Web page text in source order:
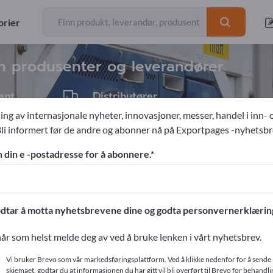
produsenter og leverandører
Distributører
1
eksportører
10
Innredning for banker
>> start her
på Exportpages.
av internasjonale nyheter, innovasjoner, messer, handel i inn-
informert før de andre og abonner nå på Exportpages -
din e -postadresse for å abonnere.
å motta nyhetsbrevene dine og godta
som helst melde deg av ved å bruke lenken i vårt nyhetsbrev.
Vi bruker Brevo som vår markedsføringsplattform. Ved å klikke nedenfor for å sende
skjemaet, godtar du at informasjonen du har gitt vil bli overført til Brevo for